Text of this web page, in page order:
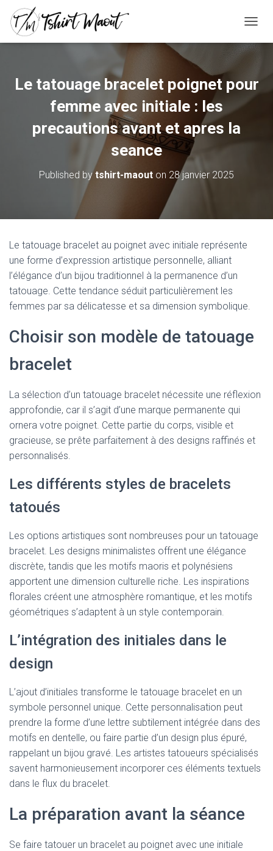
Le tatouage bracelet poignet pour
femme avec initiale : les
precautions avant et apres la
seance
Published bytshirt-maout on 28 janvier 2025
Le tatouage bracelet au poignet avec initiale représente
une forme d’expression artistique personnelle, alliant
l’élégance d’un bijou traditionnel à la permanence d’un
tatouage. Cette tendance séduit particulièrement les
femmes par sa délicatesse et sa dimension symbolique.
Choisir son modèle de tatouage
bracelet
La sélection d’un tatouage bracelet nécessite une réflexion
approfondie, car il s’agit d’une marque permanente qui
ornera votre poignet. Cette partie du corps, visible et
gracieuse, se prête parfaitement à des designs raffinés et
personnalisés.
Les différents styles de bracelets
tatoués
Les options artistiques sont nombreuses pour un tatouage
bracelet. Les designs minimalistes offrent une élégance
discrète, tandis que les motifs maoris et polynésiens
apportent une dimension culturelle riche. Les inspirations
florales créent une atmosphère romantique, et les motifs
géométriques s’adaptent à un style contemporain.
L’intégration des initiales dans le
design
L’ajout d’initiales transforme le tatouage bracelet en un
symbole personnel unique. Cette personnalisation peut
prendre la forme d’une lettre subtilement intégrée dans des
motifs en dentelle, ou faire partie d’un design plus épuré,
rappelant un bijou gravé. Les artistes tatoueurs spécialisés
savent harmonieusement incorporer ces éléments textuels
dans le flux du bracelet.
La préparation avant la séance
Se faire tatouer un bracelet au poignet avec une initiale